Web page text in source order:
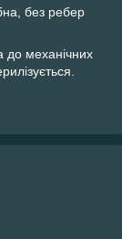
без ребер
до механічних